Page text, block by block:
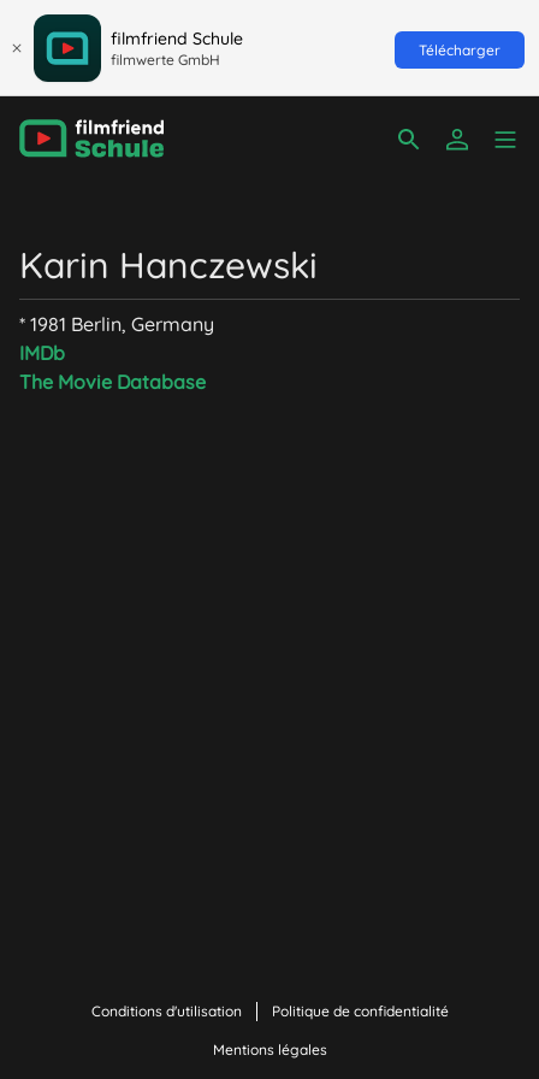
filmfriend Schule
filmwerte GmbH
Télécharger
Karin Hanczewski
* 1981 Berlin, Germany
IMDb
The Movie Database
Conditions d'utilisation Politique de confidentialité
Mentions légales